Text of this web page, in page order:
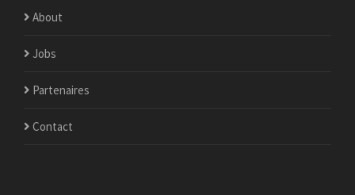
About
Jobs
Partenaires
Contact